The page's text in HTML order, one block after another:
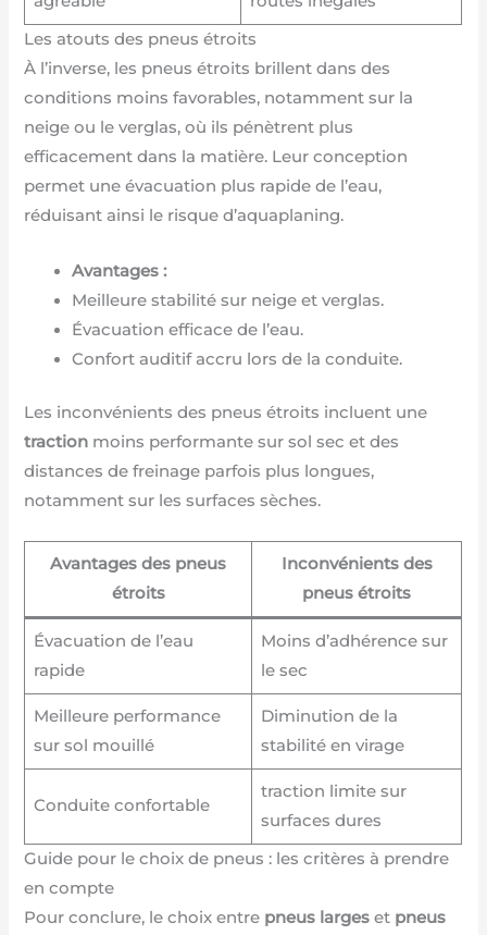
Les atouts des pneus étroits
À l’inverse, les pneus étroits brillent dans des
conditions moins favorables, notamment sur la
neige ou le verglas, où ils pénètrent plus
efficacement dans la matière. Leur conception
permet une évacuation plus rapide de l’eau,
réduisant ainsi le risque d’aquaplaning.
Avantages :
Meilleure stabilité sur neige et verglas.
Évacuation efficace de l’eau.
Confort auditif accru lors de la conduite.
Les inconvénients des pneus étroits incluent une
traction moins performante sur sol sec et des
distances de freinage parfois plus longues,
notamment sur les surfaces sèches.
Avantages des pneus
étroits
Inconvénients des
pneus étroits
Évacuation de l’eau
rapide
Moins d’adhérence sur
le sec
Meilleure performance
sur sol mouillé
Diminution de la
stabilité en virage
Conduite confortable
traction limite sur
surfaces dures
Guide pour le choix de pneus : les critères à prendre
en compte
Pour conclure, le choix entre pneus larges et pneus